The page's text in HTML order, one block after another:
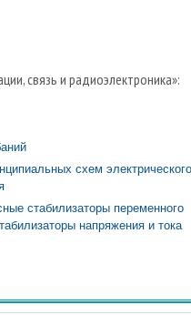
связь и радиоэлектроника»:
схем электрического
стабилизаторы переменного
напряжения и тока